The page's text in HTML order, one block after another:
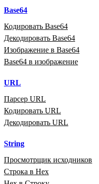
Base64
Кодировать Base64
Декодировать Base64
Изображение в Base64
Base64 в изображение
URL
Парсер URL
Кодировать URL
Декодировать URL
String
Просмотрщик исходников
Строка в Hex